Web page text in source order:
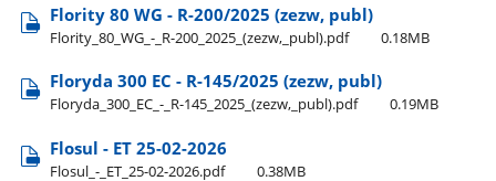
Flority 80 WG - R-200/2025 (zezw, publ)
Flority​_80​_WG​_-​_R-200​_2025​_(zezw,​_publ).pdf 0.18MB
Floryda 300 EC - R-145/2025 (zezw, publ)
Floryda​_300​_EC​_-​_R-145​_2025​_(zezw,​_publ).pdf 0.19MB
Flosul - ET 25-02-2026
Flosul​_-​_ET​_25-02-2026.pdf 0.38MB